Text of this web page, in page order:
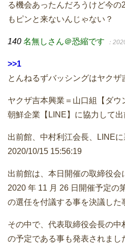
る機会あったんだろうけど今
もピンと来ないんじゃない？
140 名無しさん＠恐縮です ：
>>1
とんねるずバッシングはヤクザ
ヤクザ吉本興業＝山口組【ダウ
朝鮮企業【LINE】に協力して
出前館、中村利江会長、LINE
2020/10/15 15:56:19
出前館は、本日開催の取締役会
2020 年 11 月 26 日開催予定の
の選任を付議する事を決議した
その中で、代表取締役会長の
の予定である事も発表されまし